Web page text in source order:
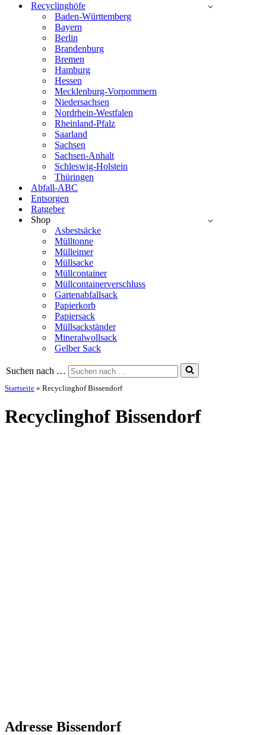
Recyclinghöfe
Baden-Württemberg
Bayern
Berlin
Brandenburg
Bremen
Hamburg
Hessen
Mecklenburg-Vorpommern
Niedersachsen
Nordrhein-Westfalen
Rheinland-Pfalz
Saarland
Sachsen
Sachsen-Anhalt
Schleswig-Holstein
Thüringen
Abfall-ABC
Entsorgen
Ratgeber
Shop
Asbestsäcke
Mülltonne
Mülleimer
Müllsacke
Müllcontainer
Müllcontainerverschluss
Gartenabfallsack
Papierkorb
Papiersack
Müllsackständer
Mineralwollsack
Gelber Sack
Suchen nach …
Startseite » Recyclinghof Bissendorf
Recyclinghof Bissendorf
Adresse Bissendorf